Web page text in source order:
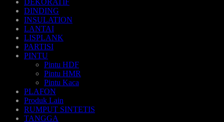
DEKORATIF
DINDING
INSULATION
LANTAI
LISPLANK
PARTISI
PINTU
Pintu HDF
Pintu HMR
Pintu Kaca
PLAFON
Produk Lain
RUMPUT SINTETIS
TANGGA